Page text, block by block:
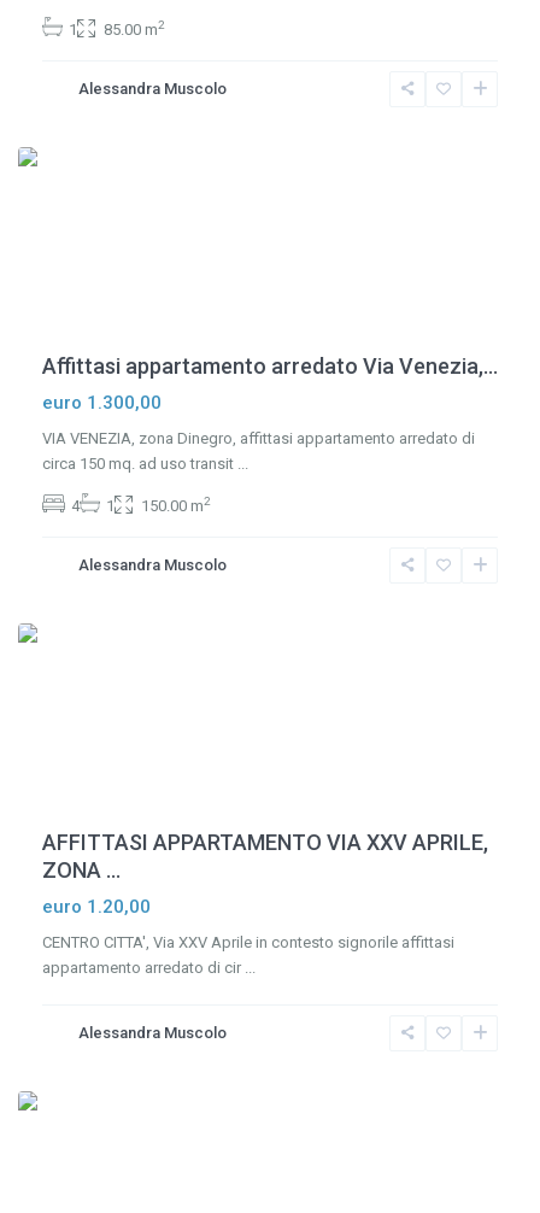
1 85.00 m2
Alessandra Muscolo
Dinegro,
Affittasi appartamento arredato Via Venezia,...
euro 1.300,00
VIA VENEZIA, zona Dinegro, affittasi appartamento arredato di
circa 150 mq. ad uso transit ...
4 1 150.00 m2
Alessandra Muscolo
Centro,
AFFITTASI APPARTAMENTO VIA XXV APRILE,
ZONA ...
euro 1.20,00
CENTRO CITTA', Via XXV Aprile in contesto signorile affittasi
appartamento arredato di cir ...
Alessandra Muscolo
Teodoro,